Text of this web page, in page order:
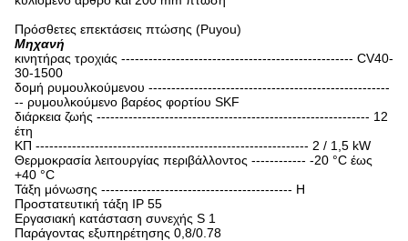
Πρόσθετες επεκτάσεις πτώσης (Puyou)
Μηχανή
κινητήρας τροχιάς --------------------------------------------------- CV40-
30-1500
δομή ρυμουλκούμενου -----------------------------------------------------
-- ρυμουλκούμενο βαρέος φορτίου SKF
διάρκεια ζωής ------------------------------------------------------------ 12
έτη
ΚΠ ------------------------------------------------------------ 2 / 1,5 kW
Θερμοκρασία λειτουργίας περιβάλλοντος ------------ -20 °C έως
+40 °C
Τάξη μόνωσης ------------------------------------------ H
Προστατευτική τάξη IP 55
Εργασιακή κατάσταση συνεχής S 1
Παράγοντας εξυπηρέτησης 0,8/0.78